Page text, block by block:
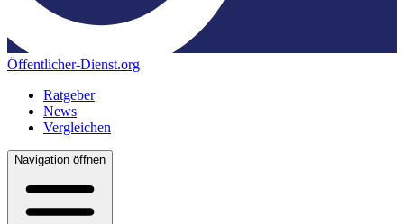
Öffentlicher-Dienst.org
Ratgeber
News
Vergleichen
Navigation öffnen